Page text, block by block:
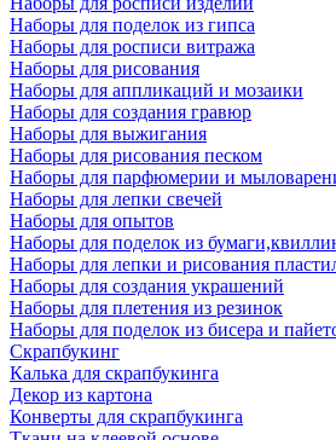
Наборы для поделок из гипса
Наборы для росписи витража
Наборы для рисования
Наборы для аппликаций и мозаики
Наборы для создания гравюр
Наборы для выжигания
Наборы для рисования песком
Наборы для парфюмерии и
Наборы для лепки свечей
Наборы для опытов
Наборы для поделок из
Наборы для лепки и рисования
Наборы для создания украшений
Наборы для плетения из резинок
Наборы для поделок из бисера и
Скрапбукинг
Калька для скрапбукинга
Декор из картона
Конверты для скрапбукинга